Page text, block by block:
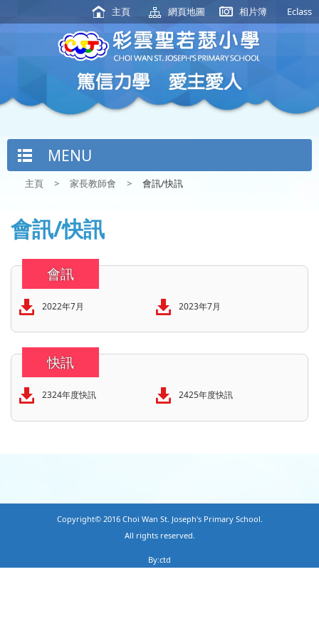
主頁 網頁地圖 相片簿 Eclass
MENU
主頁 > 家長教師會 > 會訊/快訊
會訊/快訊
會訊
2022年7月 2023年7月
快訊
2324年度快訊 2425年度快訊
Copyright© 2016 Choi Wan St. Joseph's Primary School.
All rights reserved.
By:ctd